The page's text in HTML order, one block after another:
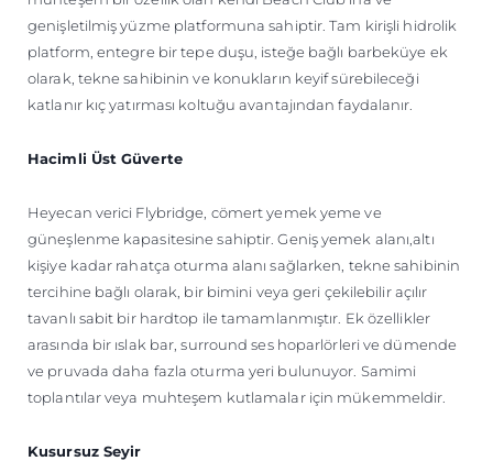
genişletilmiş yüzme platformuna sahiptir. Tam kirişli hidrolik
platform, entegre bir tepe duşu, isteğe bağlı barbeküye ek
olarak, tekne sahibinin ve konukların keyif sürebileceği
katlanır kıç yatırması koltuğu avantajından faydalanır.
Hacimli Üst Güverte
Heyecan verici Flybridge, cömert yemek yeme ve
güneşlenme kapasitesine sahiptir. Geniş yemek alanı,altı
kişiye kadar rahatça oturma alanı sağlarken, tekne sahibinin
tercihine bağlı olarak, bir bimini veya geri çekilebilir açılır
tavanlı sabit bir hardtop ile tamamlanmıştır. Ek özellikler
arasında bir ıslak bar, surround ses hoparlörleri ve dümende
ve pruvada daha fazla oturma yeri bulunuyor. Samimi
toplantılar veya muhteşem kutlamalar için mükemmeldir.
Kusursuz Seyir